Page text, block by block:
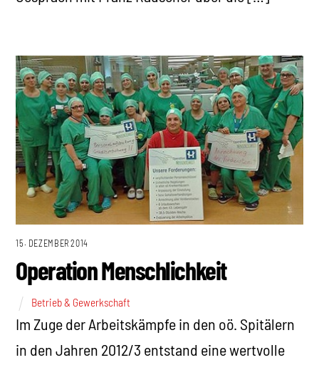
15. DEZEMBER 2014
Operation Menschlichkeit
Betrieb & Gewerkschaft
Im Zuge der Arbeitskämpfe in den oö. Spitälern
in den Jahren 2012/3 entstand eine wertvolle